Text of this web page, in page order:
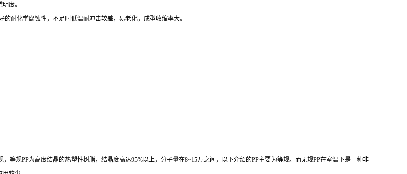
度。
耐化学腐蚀性，不足时低温耐冲击较差，易老化，成型收缩率大。
，等规PP为高度结晶的热塑性树脂，结晶度高达95%以上，分子量在8~15万之间，以下介绍的PP主要为等规。而无规PP在室温下是一种非